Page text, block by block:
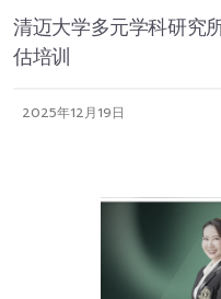
清迈大学多元学科研究
估培训
2025年12月19日